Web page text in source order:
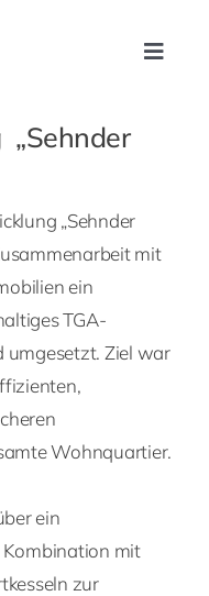
Toggle
„Sehnder
mit
ein
TGA-
umgesetzt. Ziel war
Wohnquartier.
ein
mit
zur